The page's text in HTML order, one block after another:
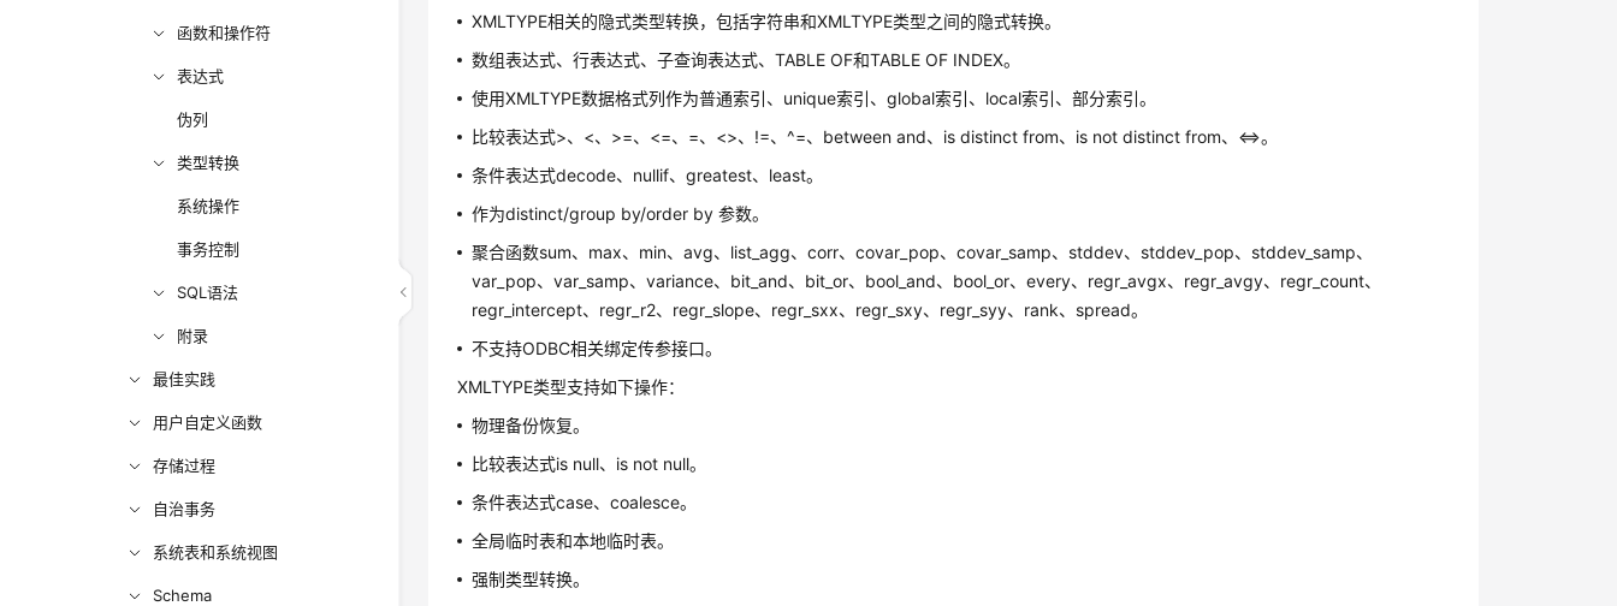
函数和操作符
表达式
伪列
类型转换
系统操作
事务控制
SQL语法
附录
最佳实践
用户自定义函数
存储过程
自治事务
系统表和系统视图
Schema
XMLTYPE相关的隐式类型转换，包括字符串和XMLTYPE类型之间的隐式转换。
数组表达式、行表达式、子查询表达式、TABLE OF和TABLE OF INDEX。
使用XMLTYPE数据格式列作为普通索引、unique索引、global索引、local索引、部分索引。
比较表达式>、<、>=、<=、=、<>、!=、^=、between and、is distinct from、is not distinct from、<=>。
条件表达式decode、nullif、greatest、least。
作为distinct/group by/order by 参数。
聚合函数sum、max、min、avg、list_agg、corr、covar_pop、covar_samp、stddev、stddev_pop、stddev_samp、
var_pop、var_samp、variance、bit_and、bit_or、bool_and、bool_or、every、regr_avgx、regr_avgy、regr_count、
regr_intercept、regr_r2、regr_slope、regr_sxx、regr_sxy、regr_syy、rank、spread。
不支持ODBC相关绑定传参接口。
XMLTYPE类型支持如下操作：
物理备份恢复。
比较表达式is null、is not null。
条件表达式case、coalesce。
全局临时表和本地临时表。
强制类型转换。